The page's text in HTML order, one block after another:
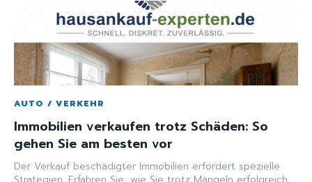
AUTO / VERKEHR
Immobilien verkaufen trotz Schäden: So
gehen Sie am besten vor
Der Verkauf beschädigter Immobilien erfordert spezielle